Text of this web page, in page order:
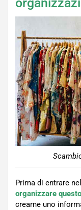
Prima di entrare
organizzare
crearne uno